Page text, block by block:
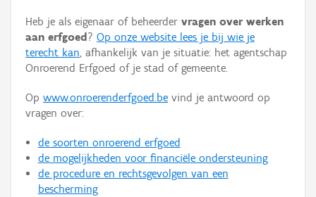
Hergebruik
Aanmelden
Heb je als eigenaar of beheerder vragen over werken
aan erfgoed ? Op onze website lees je bij wie je
terecht kan, afhankelijk van je situatie: het agentschap
Onroerend Erfgoed of je stad of gemeente.
Op www.onroerenderfgoed.be vind je antwoord op
vragen over:
de soorten onroerend erfgoed
de mogelijkheden voor financiële ondersteuning
de procedure en rechtsgevolgen van een
bescherming